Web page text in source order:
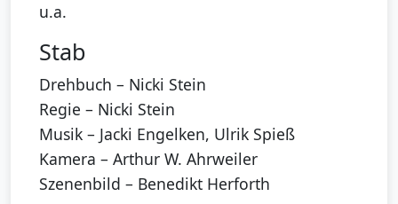
u.a.
Stab
Drehbuch – Nicki Stein
Regie – Nicki Stein
Musik – Jacki Engelken, Ulrik Spieß
Kamera – Arthur W. Ahrweiler
Szenenbild – Benedikt Herforth